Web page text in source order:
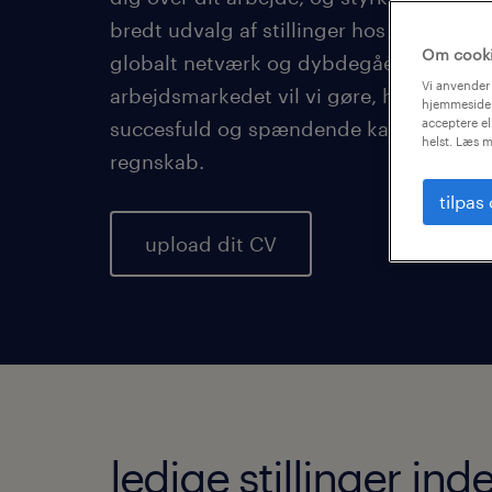
bredt udvalg af stillinger hos forskellige
globalt netværk og dybdegående
arbejdsmarkedet vil vi gøre, hvad vi
succesfuld og spændende karriere
regnskab.
upload dit CV
ledige stillinger
Om
Vi
acceptere
helst. Læs
tilpas